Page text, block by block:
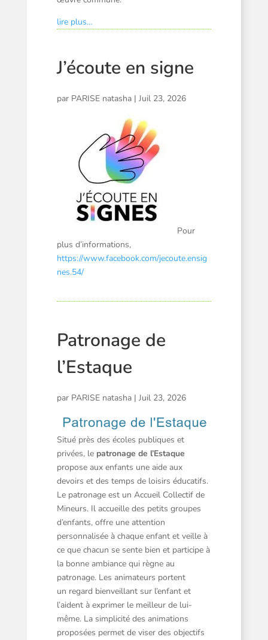
lire plus…
J’écoute en signe
par PARISE natasha| Juil 23, 2026
Pour
plus d’informations,
https://www.facebook.com/jecoute.ensig
nes.54/
Patronage de
l’Estaque
par PARISE natasha| Juil 23, 2026
Situé près des écoles publiques et
privées, le patronage de l’Estaque
propose aux enfants une aide aux
devoirs et des temps de loisirs éducatifs.
Le patronage est un Accueil Collectif de
Mineurs. Il accueille des petits groupes
d’enfants, offre une attention
personnalisée à chaque enfant et veille à
ce que chacun se sente bien et participe à
la bonne ambiance qui règne au
patronage. Les animateurs portent
un regard bienveillantsur l’enfant et
l’aident à exprimer le meilleur de lui-
même. La simplicité des animations
proposées permet de viser des objectifs